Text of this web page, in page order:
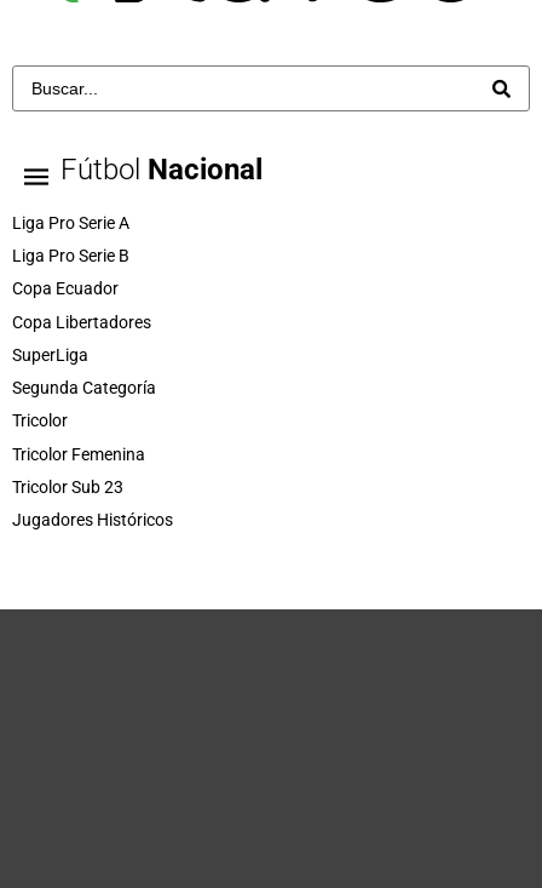
Fútbol Nacional
Liga Pro Serie A
Liga Pro Serie B
Copa Ecuador
Copa Libertadores
SuperLiga
Segunda Categoría
Tricolor
Tricolor Femenina
Tricolor Sub 23
Jugadores Históricos